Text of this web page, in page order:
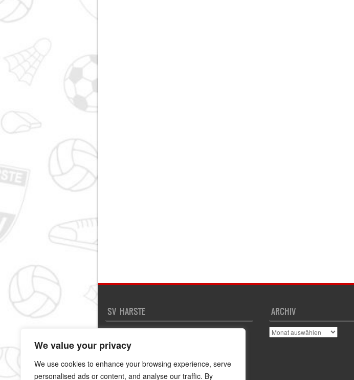
We value your privacy
We use cookies to enhance your browsing experience, serve
personalised ads or content, and analyse our traffic. By
SV HARSTE
Impressum
Disclaimer und Datenschutz
ARCHIV
Archiv